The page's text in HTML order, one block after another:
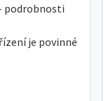
podrobnosti
je povinné